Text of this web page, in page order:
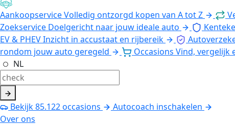
AankoopserviceVolledig ontzorgd kopen van A tot Z
Zoekservice Doelgericht naar jouw ideale auto
EV & PHEVInzicht in accustaat en rijbereik
rondom jouw auto geregeld
Occasions Vind, vergelijk
NL
Bekijk85.122occasions
Autocoach inschakelen
Over ons